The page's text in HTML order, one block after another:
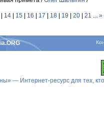
| 14 | 15 | 16 | 17 | 18 | 19 | 20 | 21 »
— Интернет-ресурс для тех,